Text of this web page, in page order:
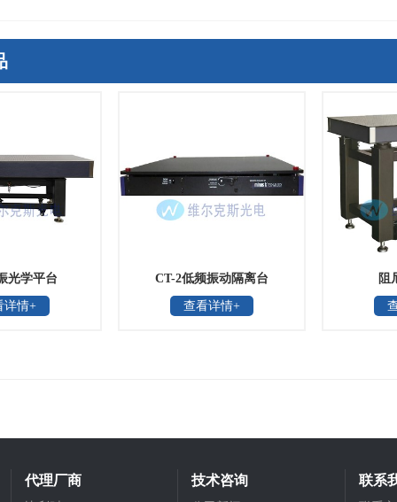
光学平台
详情+
CT-2低频振动隔离台
查看详情+
阻
代理厂商 技术咨询 联系